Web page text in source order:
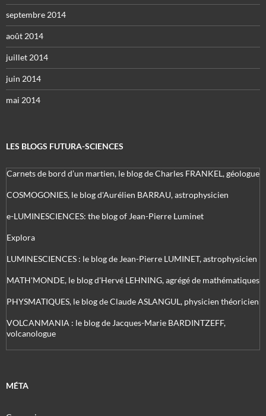
septembre 2014
août 2014
juillet 2014
juin 2014
mai 2014
LES BLOGS FUTURA-SCIENCES
Carnets de bord d’un martien, le blog de Charles FRANKEL, géologue
COSMOGONIES, le blog d'Aurélien BARRAU, astrophysicien
e-LUMINESCIENCES: the blog of Jean-Pierre Luminet
Explora
LUMINESCIENCES : le blog de Jean-Pierre LUMINET, astrophysicien
MATH'MONDE, le blog d'Hervé LEHNING, agrégé de mathématiques
PHYSMATIQUES, le blog de Claude ASLANGUL, physicien théoricien
VOLCANMANIA : le blog de Jacques-Marie BARDINTZEFF,
volcanologue
MÉTA